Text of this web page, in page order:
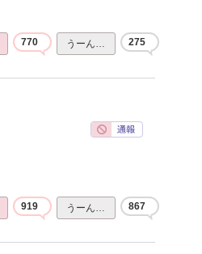
770 うーん… 275
919 うーん… 867